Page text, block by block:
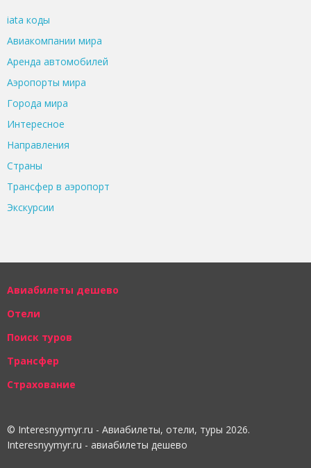
iata коды
Авиакомпании мира
Аренда автомобилей
Аэропорты мира
Города мира
Интересное
Направления
Страны
Трансфер в аэропорт
Экскурсии
Авиабилеты дешево
Отели
Поиск туров
Трансфер
Страхование
© Interesnyymyr.ru - Авиабилеты, отели, туры 2026.
Interesnyymyr.ru - авиабилеты дешево